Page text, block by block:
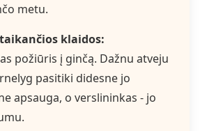
metu.
klaidos:
požiūris į ginčą. Dažnu atveju
pasitiki didesne jo
apsauga, o verslininkas - jo